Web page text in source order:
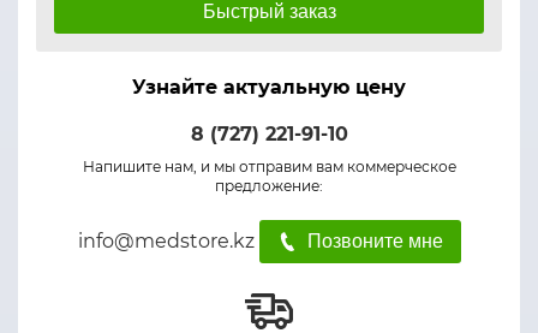
Быстрый заказ
Узнайте актуальную цену
8 (727) 221-91-10
Напишите нам, и мы отправим вам коммерческое
предложение:
info@medstore.kz Позвоните мне